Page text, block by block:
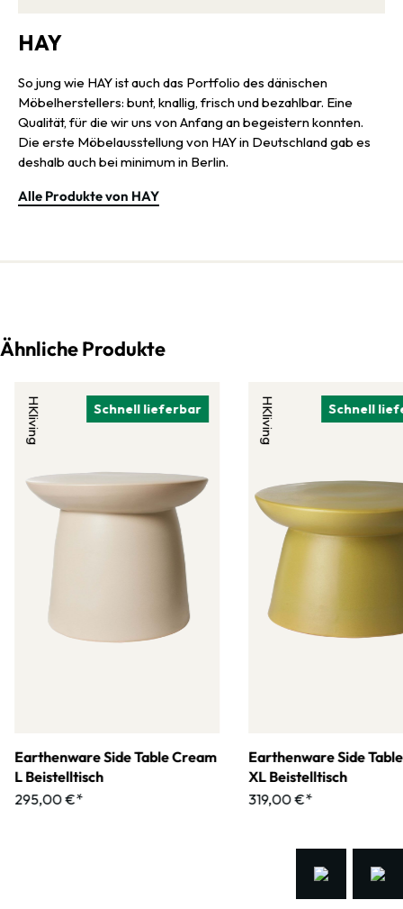
HAY
So jung wie HAY ist auch das Portfolio des dänischen
Möbelherstellers: bunt, knallig, frisch und bezahlbar. Eine
Qualität, für die wir uns von Anfang an begeistern konnten.
Die erste Möbelausstellung von HAY in Deutschland gab es
deshalb auch bei minimum in Berlin.
Alle Produkte von HAY
Ähnliche Produkte
Schnell lieferbar
HKliving
Earthenware Side Table Cream
L Beistelltisch
295,00 €*
Schnell
HKliving
Earthenware Side
XL Beistelltisch
319,00 €*